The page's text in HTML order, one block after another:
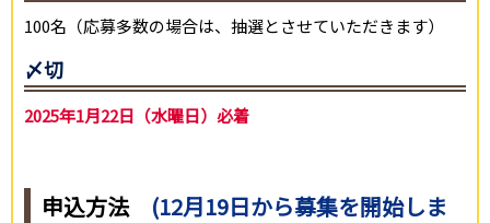
100名（応募多数の場合は、抽選とさせていただきます）
〆切
2025年1月22日（水曜日）必着
申込方法 (12月19日から募集を開始しま